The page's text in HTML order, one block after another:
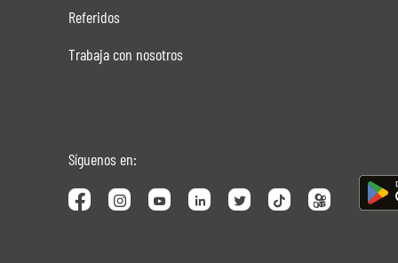
Referidos
Trabaja con nosotros
Síguenos en: